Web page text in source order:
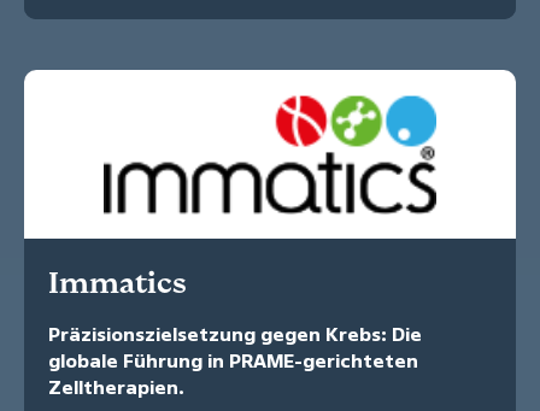
Immatics
Präzisionszielsetzung gegen Krebs: Die
globale Führung in PRAME-gerichteten
Zelltherapien.